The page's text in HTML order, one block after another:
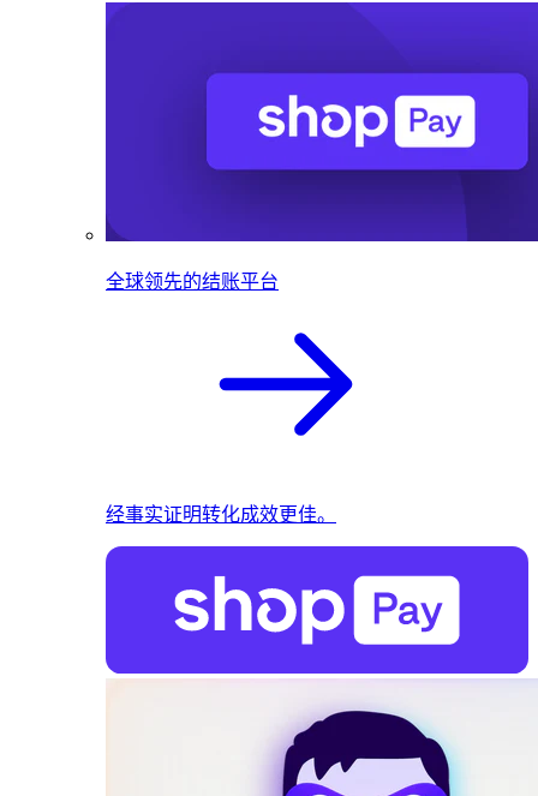
全球领先的结账平台
经事实证明转化成效更佳。